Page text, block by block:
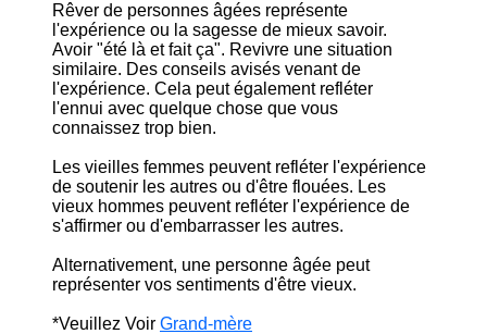
Rêver de personnes âgées représente
l'expérience ou la sagesse de mieux savoir.
Avoir "été là et fait ça". Revivre une situation
similaire. Des conseils avisés venant de
l'expérience. Cela peut également refléter
l'ennui avec quelque chose que vous
connaissez trop bien.
Les vieilles femmes peuvent refléter l'expérience
de soutenir les autres ou d'être flouées. Les
vieux hommes peuvent refléter l'expérience de
s'affirmer ou d'embarrasser les autres.
Alternativement, une personne âgée peut
représenter vos sentiments d'être vieux.
*Veuillez Voir Grand-mère